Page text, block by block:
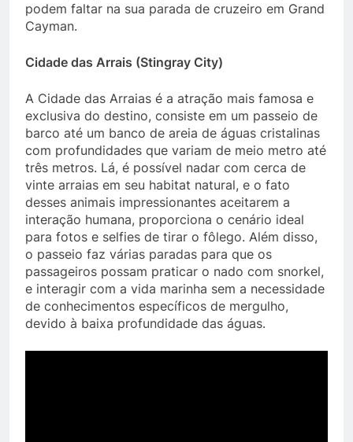
podem faltar na sua parada de cruzeiro em Grand
Cayman.
Cidade das Arrais (Stingray City)
A Cidade das Arraias é a atração mais famosa e
exclusiva do destino, consiste em um passeio de
barco até um banco de areia de águas cristalinas
com profundidades que variam de meio metro até
três metros. Lá, é possível nadar com cerca de
vinte arraias em seu habitat natural, e o fato
desses animais impressionantes aceitarem a
interação humana, proporciona o cenário ideal
para fotos e selfies de tirar o fôlego. Além disso,
o passeio faz várias paradas para que os
passageiros possam praticar o nado com snorkel,
e interagir com a vida marinha sem a necessidade
de conhecimentos específicos de mergulho,
devido à baixa profundidade das águas.